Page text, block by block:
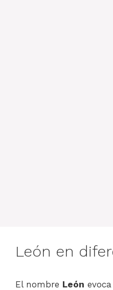
León en
El nombre León